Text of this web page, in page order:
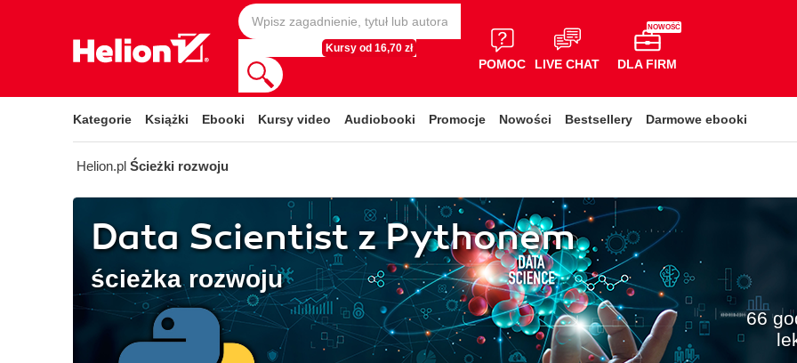
Kursy od 16,70 zł
POMOC LIVE CHAT
NOWOŚĆ
DLA FIRM
Kategorie Książki Ebooki Kursy video Audiobooki Promocje Nowości Bestsellery Darmowe ebooki
Helion.pl Ścieżki rozwoju
Data Scientist z Pythonem
ścieżka rozwoju
66